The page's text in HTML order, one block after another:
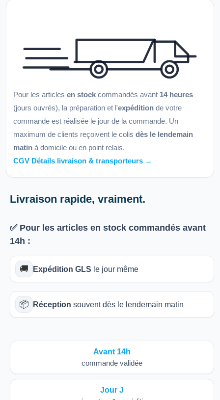
Pour les articles en stock commandés avant 14 heures
(jours ouvrés), la préparation et l'expédition de votre
commande est réalisée le jour de la commande. Un
maximum de clients reçoivent le colis dès le lendemain
matin à domicile ou en point relais.
CGV Détails livraison & transporteurs →
Livraison rapide, vraiment.
✅ Pour les articles en stock commandés avant
14h :
🚚 Expédition GLS le jour même
📦 Réception souvent dès le lendemain matin
Avant 14h
commande validée
Jour J